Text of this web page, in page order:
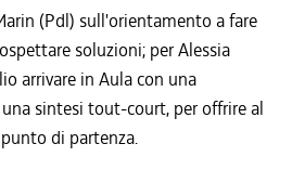
(Pdl) sull'orientamento a fare
soluzioni; per Alessia
arrivare in Aula con una
sintesi tout-court, per offrire al
di partenza.